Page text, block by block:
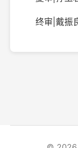
终审|戴振